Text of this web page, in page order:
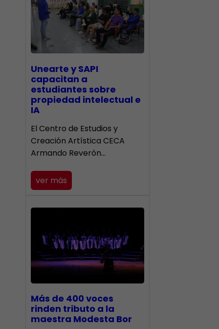
Unearte y SAPI
capacitan a
estudiantes sobre
propiedad intelectual e
IA
El Centro de Estudios y
Creación Artística CECA
Armando Reverón…
ver más
Más de 400 voces
rinden tributo a la
maestra Modesta Bor